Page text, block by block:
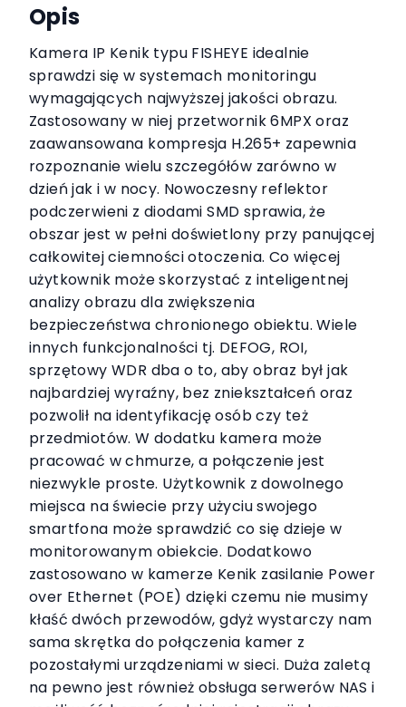
Opis
Kamera IP Kenik typu FISHEYE idealnie
sprawdzi się w systemach monitoringu
wymagających najwyższej jakości obrazu.
Zastosowany w niej przetwornik 6MPX oraz
zaawansowana kompresja H.265+ zapewnia
rozpoznanie wielu szczegółów zarówno w
dzień jak i w nocy. Nowoczesny reflektor
podczerwieni z diodami SMD sprawia, że
obszar jest w pełni doświetlony przy panującej
całkowitej ciemności otoczenia. Co więcej
użytkownik może skorzystać z inteligentnej
analizy obrazu dla zwiększenia
bezpieczeństwa chronionego obiektu. Wiele
innych funkcjonalności tj. DEFOG, ROI,
sprzętowy WDR dba o to, aby obraz był jak
najbardziej wyraźny, bez zniekształceń oraz
pozwolił na identyfikację osób czy też
przedmiotów. W dodatku kamera może
pracować w chmurze, a połączenie jest
niezwykle proste. Użytkownik z dowolnego
miejsca na świecie przy użyciu swojego
smartfona może sprawdzić co się dzieje w
monitorowanym obiekcie. Dodatkowo
zastosowano w kamerze Kenik zasilanie Power
over Ethernet (POE) dzięki czemu nie musimy
kłaść dwóch przewodów, gdyż wystarczy nam
sama skrętka do połączenia kamer z
pozostałymi urządzeniami w sieci. Duża zaletą
na pewno jest również obsługa serwerów NAS i